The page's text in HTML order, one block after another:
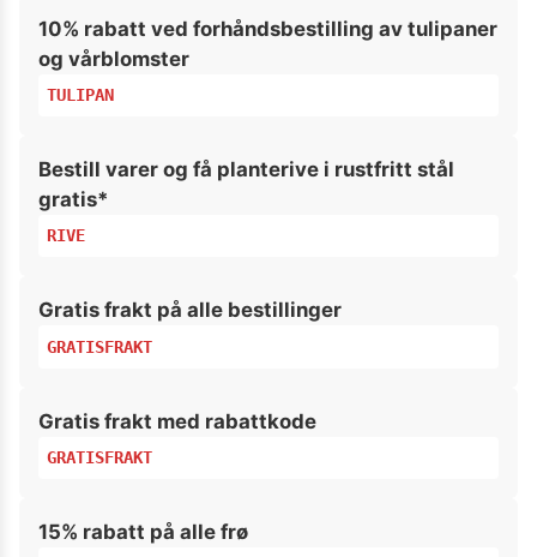
10% rabatt ved forhåndsbestilling av tulipaner
og vårblomster
TULIPAN
Bestill varer og få planterive i rustfritt stål
gratis*
RIVE
Gratis frakt på alle bestillinger
GRATISFRAKT
Gratis frakt med rabattkode
GRATISFRAKT
15% rabatt på alle frø